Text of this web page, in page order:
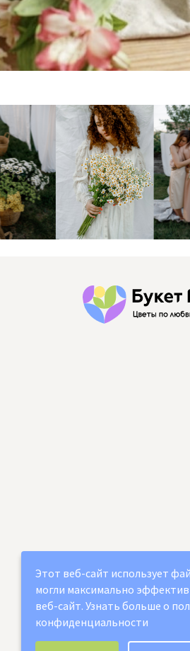
2021-2026 © "Юг
Этот веб-сайт использует
могли максимально
веб-сайт. Узнать больше о
конфиденциальности
Выберите настройки cookie